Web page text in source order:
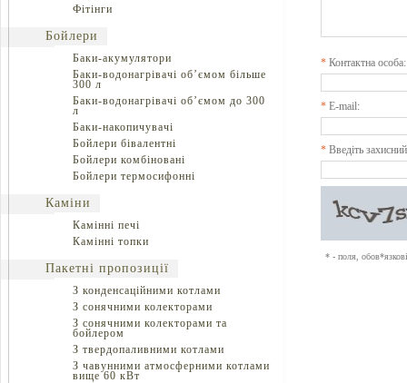
Фітінги
Бойлери
Баки-акумулятори
Баки-водонагрівачі об’ємом більше
300 л
Баки-водонагрівачі об’ємом до 300
л
Баки-накопичувачі
Бойлери бівалентні
Бойлери комбіновані
Бойлери термосифонні
Каміни
Камінні печі
Камінні топки
Пакетні пропозиції
З конденсаційними котлами
З сонячними колекторами
З сонячними колекторами та
бойлером
З твердопаливними котлами
З чавунними атмосферними котлами
вище 60 кВт
*Контактна особа:
*E-mail:
*Введіть
* - поля,